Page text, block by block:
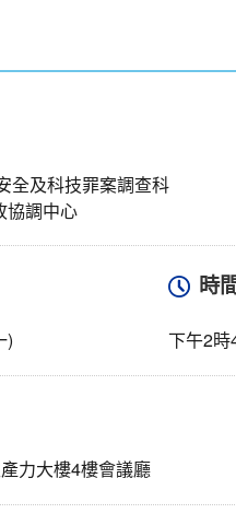
全及科技罪案調查科
協調中心
)
時
下午2時
力大樓4樓會議廳